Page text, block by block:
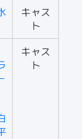
キャス
ト
キャス
ト